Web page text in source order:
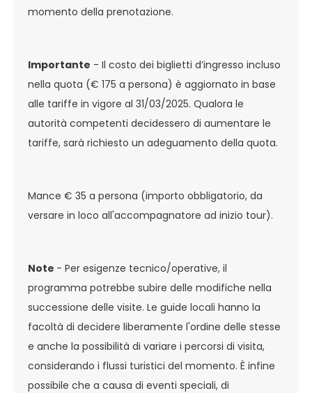
momento della prenotazione.
Importante - Il costo dei biglietti d’ingresso incluso
nella quota (€ 175 a persona) è aggiornato in base
alle tariffe in vigore al 31/03/2025. Qualora le
autorità competenti decidessero di aumentare le
tariffe, sarà richiesto un adeguamento della quota.
Mance € 35 a persona (importo obbligatorio, da
versare in loco all'accompagnatore ad inizio tour).
Note - Per esigenze tecnico/operative, il
programma potrebbe subire delle modifiche nella
successione delle visite. Le guide locali hanno la
facoltà di decidere liberamente l'ordine delle stesse
e anche la possibilità di variare i percorsi di visita,
considerando i flussi turistici del momento. È infine
possibile che a causa di eventi speciali, di